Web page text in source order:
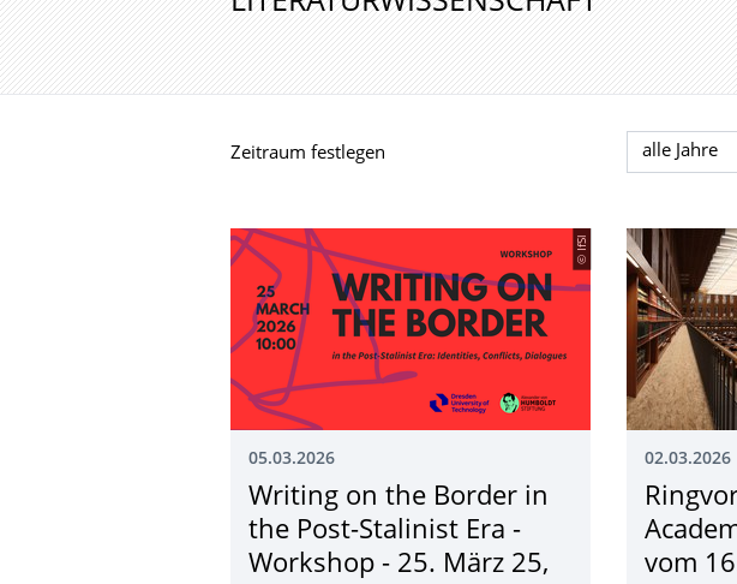
Zeitraum festlegen Jahr
© IfSl
05.03.2026
Writing on the Border in
the Post-Stalinist Era -
Workshop - 25. März 25,
02.03.2026
vom